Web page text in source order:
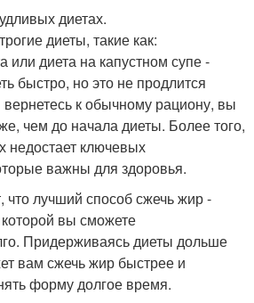
диетах.
диеты, такие как:
или диета на капустном супе -
быстро, но это не продлится
вернетесь к обычному рациону, вы
чем до начала диеты. Более того,
недостает ключевых
важны для здоровья.
что лучший способ сжечь жир -
которой вы сможете
Придерживаясь диеты дольше
вам сжечь жир быстрее и
форму долгое время.